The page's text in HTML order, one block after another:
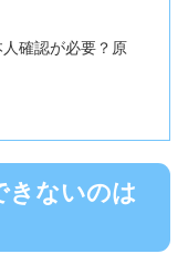
確認が必要？原
きないのは